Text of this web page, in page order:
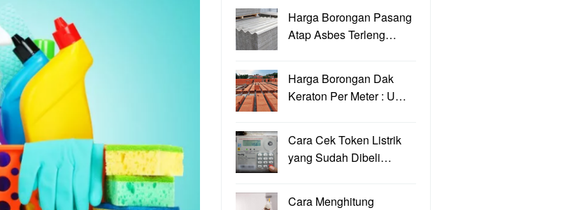
Harga Borongan Pasang
Atap Asbes Terleng…
Harga Borongan Dak
Keraton Per Meter : U…
Cara Cek Token Listrik
yang Sudah Dibeli…
Cara Menghitung